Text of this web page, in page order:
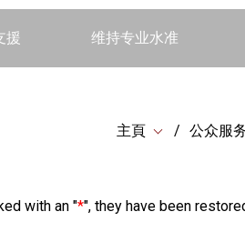
援 维持专业水准
主頁 公众服
with an "*", they have been